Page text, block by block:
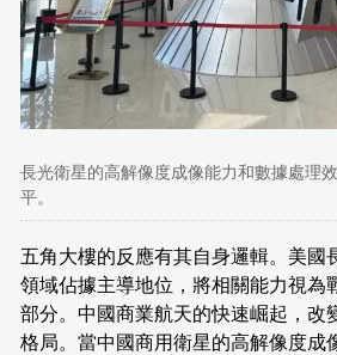
長光衛星的高解像度成像能力和數據處理
平。
五角大樓的反應有其自身邏輯。美國
領域佔據主導地位，將相關能力視為
部分。中國商業航天的快速崛起，改
格局。當中國商用衛星的高解像度成